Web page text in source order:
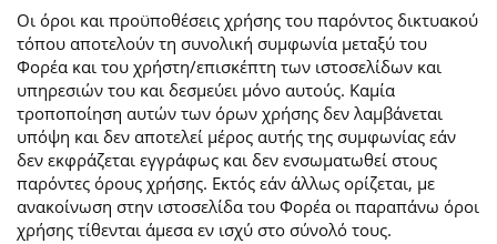
Οι όροι και προϋποθέσεις χρήσης του παρόντος δικτυακού
τόπου αποτελούν τη συνολική συμφωνία μεταξύ του
Φορέα και του χρήστη/επισκέπτη των ιστοσελίδων και
υπηρεσιών του και δεσμεύει μόνο αυτούς. Καμία
τροποποίηση αυτών των όρων χρήσης δεν λαμβάνεται
υπόψη και δεν αποτελεί μέρος αυτής της συμφωνίας εάν
δεν εκφράζεται εγγράφως και δεν ενσωματωθεί στους
παρόντες όρους χρήσης. Εκτός εάν άλλως ορίζεται, με
ανακοίνωση στην ιστοσελίδα του Φορέα οι παραπάνω όροι
χρήσης τίθενται άμεσα εν ισχύ στο σύνολό τους.